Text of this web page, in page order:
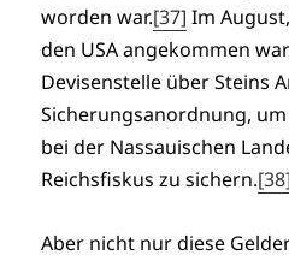
worden war.[37] Im
den USA angekommen
Devisenstelle über Steins
Sicherungsanordnung,
bei der Nassauischen
Reichsfiskus zu sichern.[38]
Aber nicht nur diese